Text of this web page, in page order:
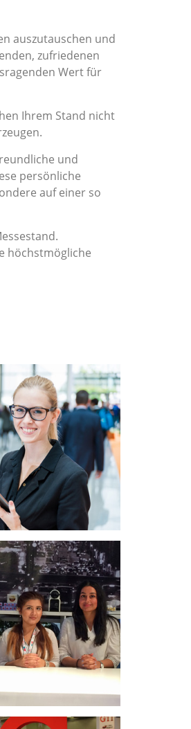
auszutauschen und
zufriedenen
Wert für
Ihrem Stand nicht
und
persönliche
auf einer so
höchstmögliche